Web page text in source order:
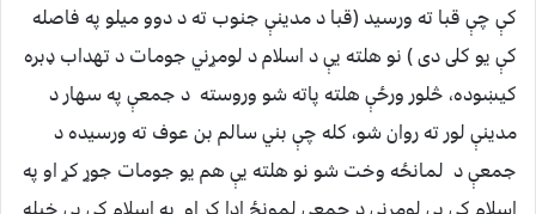
کې چې قبا ته ورسيد (قبا د مدينې جنوب ته د دوو ميلو په فاصله
کې يو کلى دى ) نو هلته يې د اسلام د لومړني جومات د تهداب ډبره
کيښوده، څلور ورځې هلته پاته شو وروسته د جمعې په سهار د
مدينې لور ته روان شو، کله چې بني سالم بن عوف ته ورسيده د
جمعې د لمانځه وخت شو نو هلته يې هم يو جومات جوړ کړ او په